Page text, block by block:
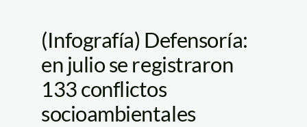
(Infografía) Defensoría:
en julio se registraron
133 conflictos
socioambientales